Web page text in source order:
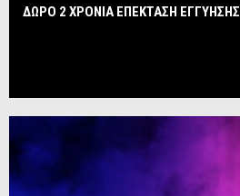
ΔΩΡΟ 2 ΧΡΟΝΙΑ ΕΠΕΚΤΑΣΗ ΕΓΓΥΗΣΗΣ